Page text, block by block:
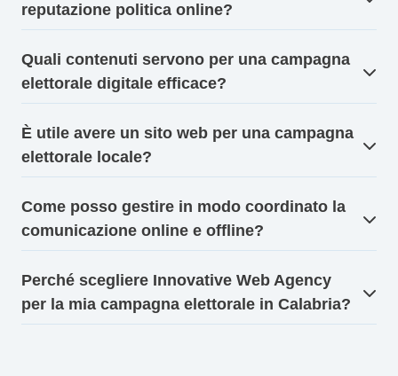
reputazione politica online?
Quali contenuti servono per una campagna
elettorale digitale efficace?
È utile avere un sito web per una campagna
elettorale locale?
Come posso gestire in modo coordinato la
comunicazione online e offline?
Perché scegliere Innovative Web Agency
per la mia campagna elettorale in Calabria?